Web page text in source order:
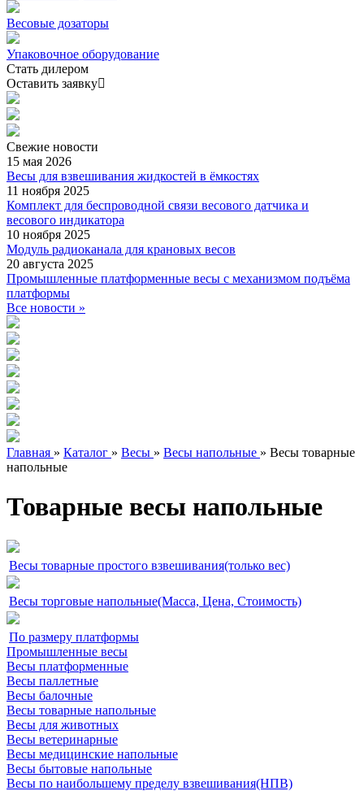
Весовые дозаторы
Упаковочное оборудование
Стать дилером
Оставить заявку
Свежие новости
15 мая 2026
Весы для взвешивания жидкостей в ёмкостях
11 ноября 2025
Комплект для беспроводной связи весового датчика и
весового индикатора
10 ноября 2025
Модуль радиоканала для крановых весов
20 августа 2025
Промышленные платформенные весы с механизмом подъёма
платформы
Все новости »
Главная » Каталог » Весы » Весы напольные » Весы товарные
напольные
Товарные весы напольные
Весы товарные простого взвешивания(только вес)
Весы торговые напольные(Масса, Цена, Стоимость)
По размеру платформы
Промышленные весы
Весы платформенные
Весы паллетные
Весы балочные
Весы товарные напольные
Весы для животных
Весы ветеринарные
Весы медицинские напольные
Весы бытовые напольные
Весы по наибольшему пределу взвешивания(НПВ)